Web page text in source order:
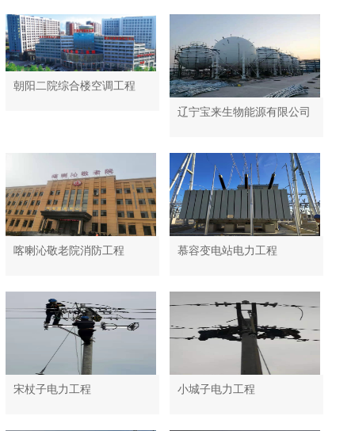
朝阳二院综合楼空调工程
辽宁宝来生物能源有限公司
喀喇沁敬老院消防工程 慕容变电站电力工程
宋杖子电力工程 小城子电力工程